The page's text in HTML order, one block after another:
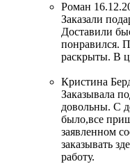
Роман
Заказали
Доставили
понравился.
раскрыты. В
Кристина
Заказывала
довольны. С
было,все
заявленном
заказывать
работу.